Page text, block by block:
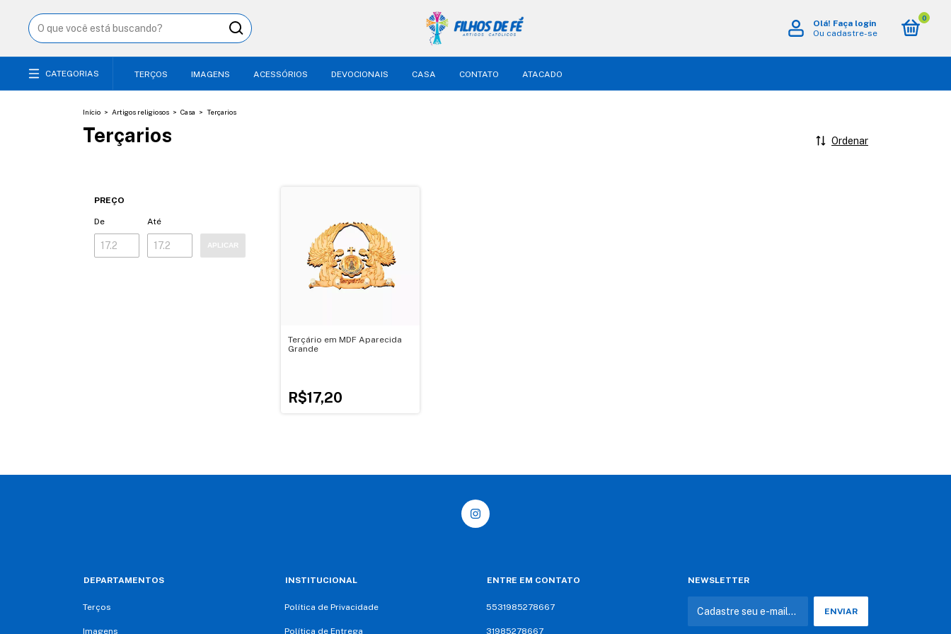
Olá! Faça login
Ou cadastre-se
0
CATEGORIAS TERÇOS IMAGENS ACESSÓRIOS DEVOCIONAIS CASA CONTATO ATACADO
Início > Artigos religiosos > Casa > Terçarios
Terçarios Ordenar
PREÇO
De Até
APLICAR
Terçário em MDF Aparecida
Grande
R$17,20
DEPARTAMENTOS
Terços
Imagens
INSTITUCIONAL
Política de Privacidade
Política de Entrega
ENTRE EM CONTATO
5531985278667
31985278667
NEWSLETTER